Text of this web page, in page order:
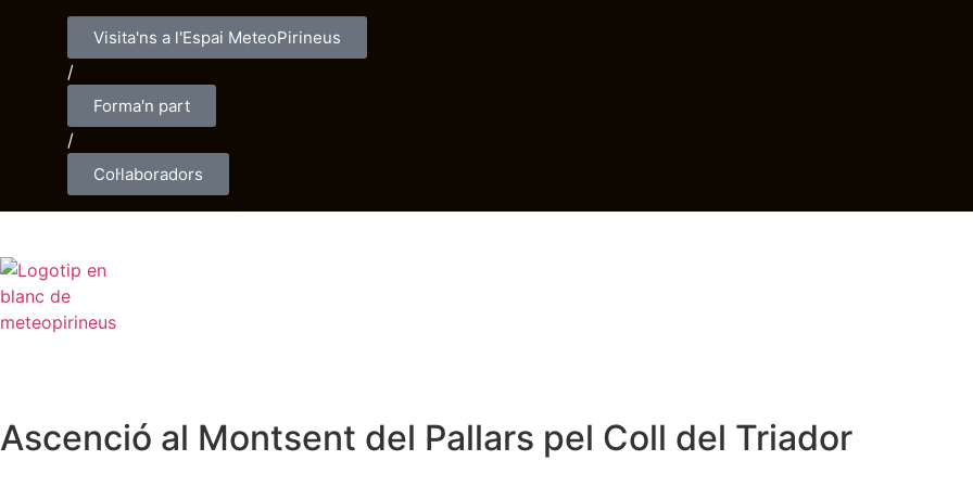
Visita'ns a l'Espai MeteoPirineus
/
Forma'n part
/
Col·laboradors
Ascenció al Montsent del Pallars pel Coll del Triador